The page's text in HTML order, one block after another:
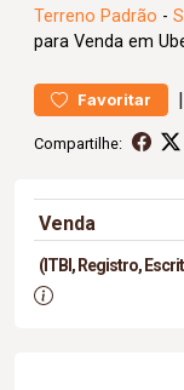
Terreno Padrão -
para Venda em
Favoritar |
Compartilhe:
Venda
(ITBI, Registro,